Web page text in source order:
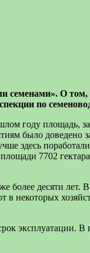
семенами». О
по
году площадь,
было доведено
здесь
7702
десяти лет.
некоторых
эксплуатации.